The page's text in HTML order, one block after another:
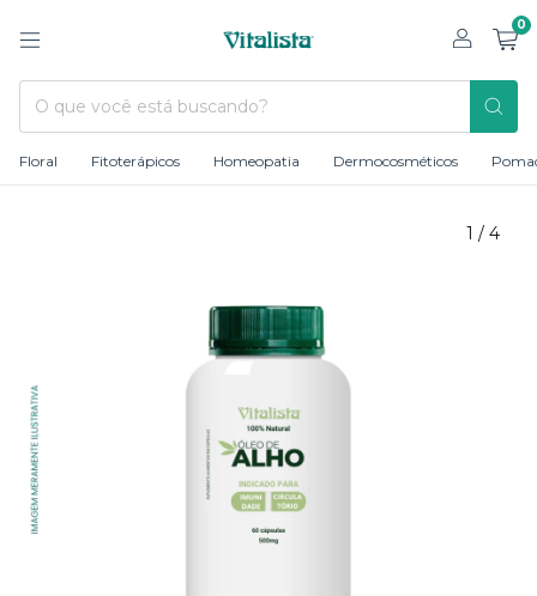
0
Floral Fitoterápicos Homeopatia Dermocosméticos
1 / 4